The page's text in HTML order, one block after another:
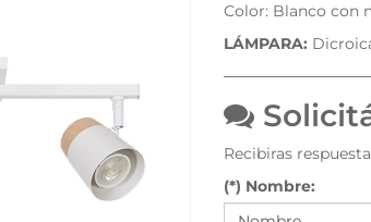
Color: Blanco con
LÁMPARA:
Recibiras
(*) Nombre: